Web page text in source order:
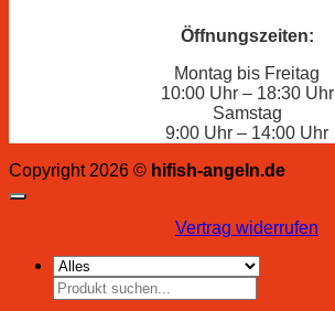
Öffnungszeiten:
Montag bis Freitag
10:00 Uhr – 18:30 Uhr
Samstag
9:00 Uhr – 14:00 Uhr
Copyright 2026 © hifish-angeln.de
Vertrag widerrufen
Suchen
nach: